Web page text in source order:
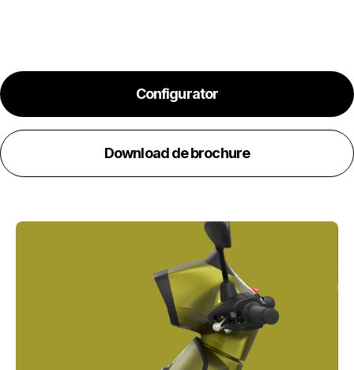
Configurator
Download de brochure